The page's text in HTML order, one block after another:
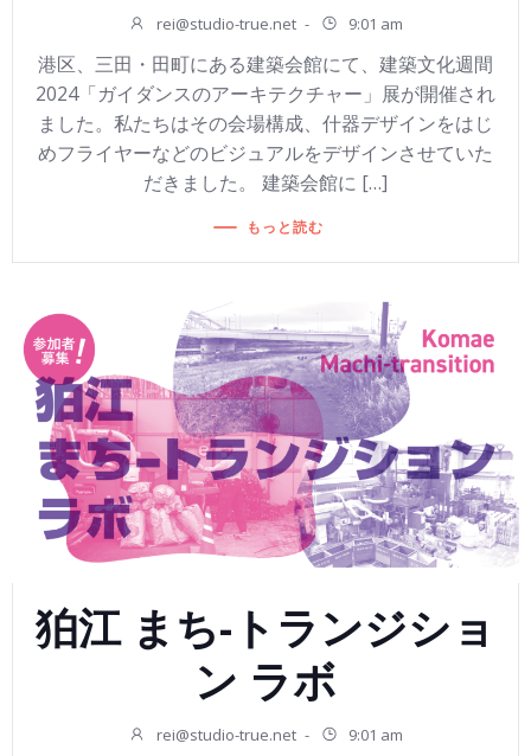
rei@studio-true.net - 9:01 am
港区、三田・田町にある建築会館にて、建築文化週間
2024「ガイダンスのアーキテクチャー」展が開催され
ました。私たちはその会場構成、什器デザインをはじ
めフライヤーなどのビジュアルをデザインさせていた
だきました。 建築会館に […]
もっと読む
狛江 まち-トランジショ
ン ラボ
rei@studio-true.net - 9:01 am